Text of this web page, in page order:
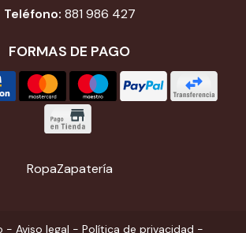
Teléfono: 881 986 427
FORMAS DE PAGO
RopaZapatería
- Aviso legal - Política de privacidad -